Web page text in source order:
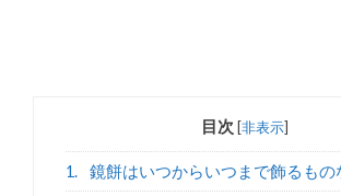
目次 [非表示]
1. 鏡餅はいつからいつまで飾るもの